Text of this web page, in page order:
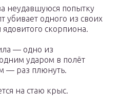
неудавшуюся попытку
убивает одного из своих
скорпиона.
— одно из
ударом в полёт
— раз плюнуть.
на стаю крыс.